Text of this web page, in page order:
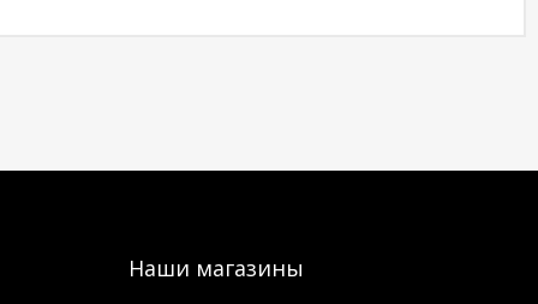
Наши магазины